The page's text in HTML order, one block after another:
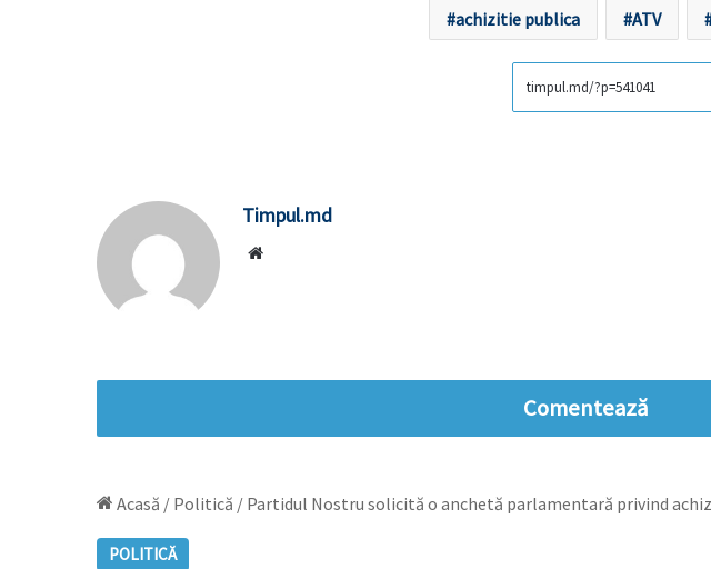
achizitie publica ATV
Timpul.md
Comentează